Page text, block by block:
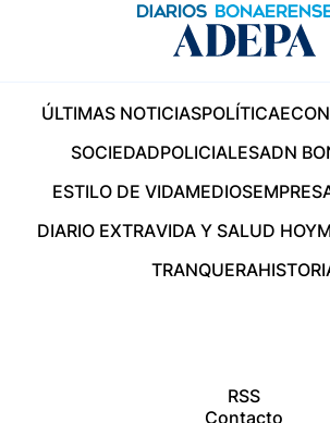
ÚLTIMAS NOTICIASPOLÍTICA
SOCIEDADPOLICIALESADN
ESTILO DE VIDAMEDIOS
DIARIO EXTRAVIDA Y SALUD HOY
TRANQUERA
RSS
Contacto